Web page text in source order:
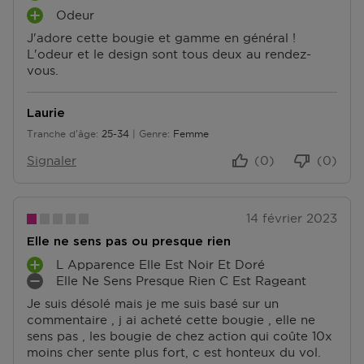
Retours
Après réception de votre commande, vous disposez
de 14 jours pour la retourner (partiellement) ou
l'annuler. Après l'annulation, vous disposez d'un délai
supplémentaire de 14 jours pour retourner les produits.
Pour annuler votre commande, vous pouvez nous
contacter ou utiliser
Échange ou retour en magasin
ous pouvez également retourner ou échanger le
pour cela. Veuillez apporter votre confirmation de
commande avec vous.
Accédez à plus d’informations et à la FAQ sur les
retours.
D'autres questions sur la commande ? Vous pouvez le
trouver sur notre page FAQ.
J'adore cette bougie et gamme en général !
L'odeur et le design sont tous deux au rendez-
vous.
V
A
N
G
E
S
A
V
A
N
G
E
Odeur
Laurie
Tranche d'âge
De 25 à 34 25-34 Genre Femme
Signaler (0)
(0)
14 février 2023
Elle ne sens pas ou presque rien
Je suis désolé mais je me suis basé sur un
commentaire , j ai acheté cette bougie , elle ne
sens pas , les bougie de chez action qui coûte 10x
moins cher sente plus fort, c est honteux du vol.
A
V
A
N
T
A
L Apparence Elle Est Noir Et Doré
I
N
C
O
N
Elle Ne Sens Presque Rien C Est Rageant